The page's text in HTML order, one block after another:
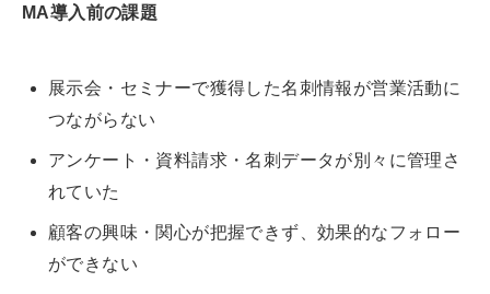
MA導入前の課題
展示会・セミナーで獲得した名刺情報が営業活動に
つながらない
アンケート・資料請求・名刺データが別々に管理さ
れていた
顧客の興味・関心が把握できず、効果的なフォロー
ができない